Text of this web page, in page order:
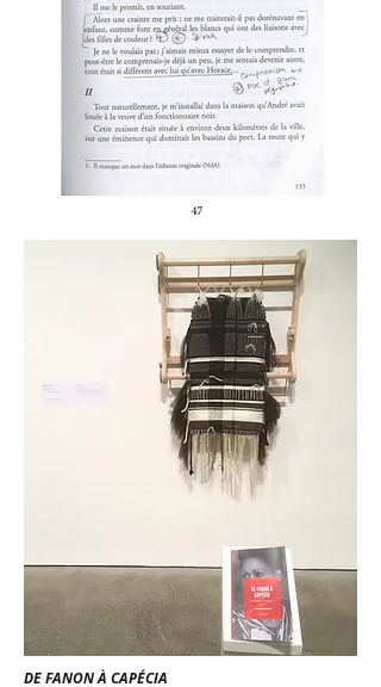
DE FANON À CAPÉCIA